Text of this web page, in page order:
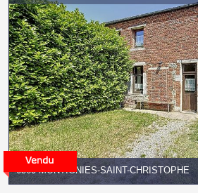
6560 MONTIGNIES-SAINT-CHRISTOPHE